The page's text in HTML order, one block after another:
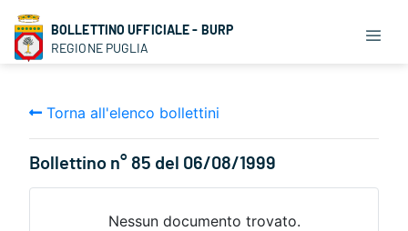
BOLLETTINO UFFICIALE - BURP
REGIONE PUGLIA
Torna all'elenco bollettini
Bollettino n° 85 del 06/08/1999
Nessun documento trovato.